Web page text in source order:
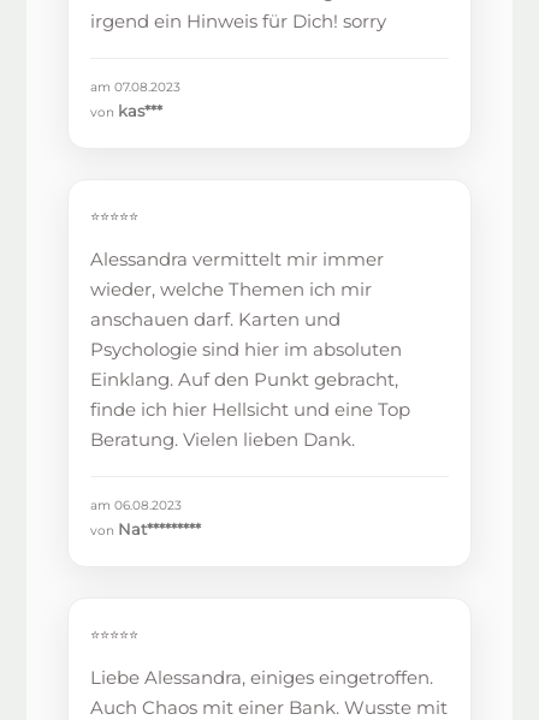
irgend ein Hinweis für Dich! sorry
am 07.08.2023
von kas***
⭐⭐⭐⭐⭐
Alessandra vermittelt mir immer
wieder, welche Themen ich mir
anschauen darf. Karten und
Psychologie sind hier im absoluten
Einklang. Auf den Punkt gebracht,
finde ich hier Hellsicht und eine Top
Beratung. Vielen lieben Dank.
am 06.08.2023
von Nat*********
⭐⭐⭐⭐⭐
Liebe Alessandra, einiges eingetroffen.
Auch Chaos mit einer Bank. Wusste mit